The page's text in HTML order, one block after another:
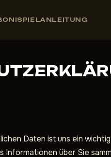
SPIELANLEITUNG
Daten ist uns ein
über Sie